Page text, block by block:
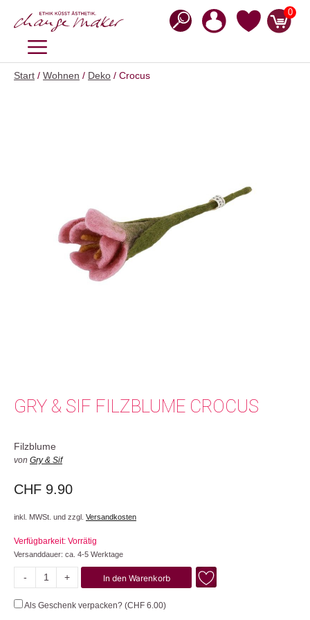
Inhalt
0
MENÜ
Start / Wohnen / Deko / Crocus
GRY & SIF FILZBLUME CROCUS
Filzblume
von Gry & Sif
CHF 9.90
inkl. MWSt. und zzgl. Versandkosten
Verfügbarkeit: Vorrätig
Versanddauer: ca. 4-5 Werktage
-
Crocus
+ In den Warenkorb
Als Geschenk verpacken? (CHF 6.00)